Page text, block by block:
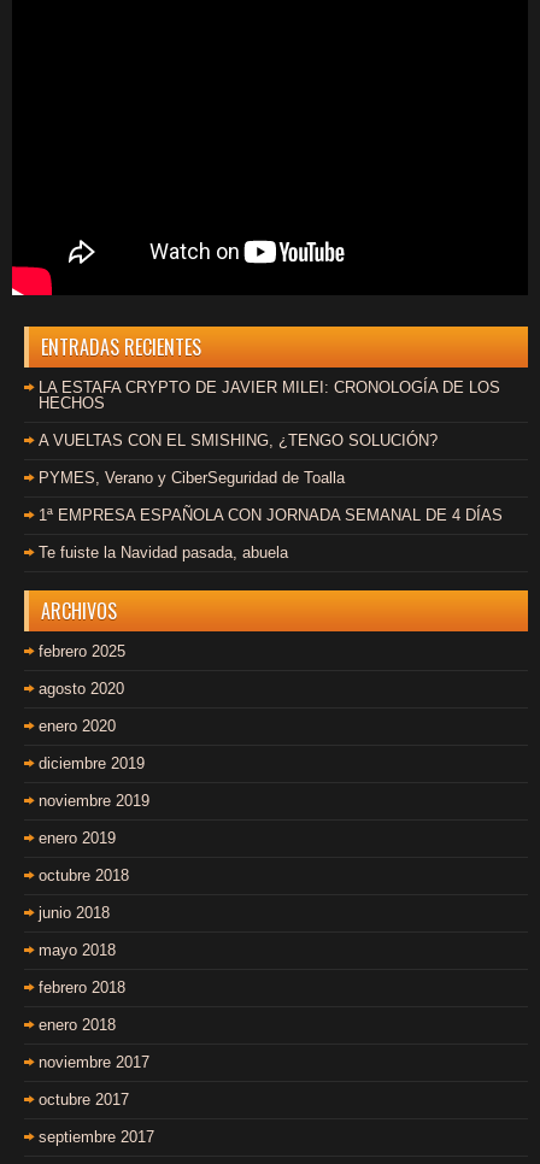
ENTRADAS RECIENTES
LA ESTAFA CRYPTO DE JAVIER MILEI: CRONOLOGÍA DE LOS
HECHOS
A VUELTAS CON EL SMISHING, ¿TENGO SOLUCIÓN?
PYMES, Verano y CiberSeguridad de Toalla
1ª EMPRESA ESPAÑOLA CON JORNADA SEMANAL DE 4 DÍAS
Te fuiste la Navidad pasada, abuela
ARCHIVOS
febrero 2025
agosto 2020
enero 2020
diciembre 2019
noviembre 2019
enero 2019
octubre 2018
junio 2018
mayo 2018
febrero 2018
enero 2018
noviembre 2017
octubre 2017
septiembre 2017